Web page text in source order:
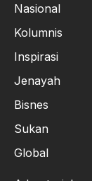
Nasional
Kolumnis
Inspirasi
Jenayah
Bisnes
Sukan
Global